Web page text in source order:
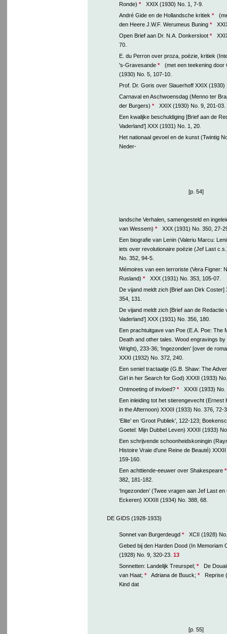
Ronde) *
XXIX (1930) No. 1, 7-9.
André Gide en de Hollandsche kritiek *
den Heere J.W.F. Werumeus Buning *
Open Brief aan Dr. N.A. Donkersloot *
70.
E. du Perron over proza, poëzie, kritiek
's-Gravesande *
(met een teekening door
(1930) No. 5, 107-10.
Prof. Dr. Goris over Slauerhoff XXIX (1930)
Carnaval en Aschwoensdag (Menno ter
der Burgers) *
XXIX (1930) No. 9, 201-03.
Een kwalijke beschuldiging [Brief aan de
Vaderland’] XXX (1931) No. 1, 20.
Het nationaal gevoel en de kunst (Twintig
Neder-
[p. 54]
landsche Verhalen, samengesteld en
van Wessem) *
XXX (1931) No. 350, 27-
Een biografie van Lenin (Valeriu Marcu:
iets over revolutionaire poëzie (Jef Last
No. 352, 94-5.
Mémoires van een terroriste (Vera Figner:
Rusland) *
XXX (1931) No. 353, 105-07.
De vijand meldt zich [Brief aan Dirk Coster]
354, 131.
De vijand meldt zich [Brief aan de Redactie
Vaderland’] XXX (1931) No. 356, 180.
Een prachtuitgave van Poe (E.A. Poe: The
Death and other tales. Wood engravings
Wright), 233-36; ‘Ingezonden’ [over de
XXXI (1932) No. 372, 240.
Een seniel tractaatje (G.B. Shaw: The
Girl in her Search for God) XXXII (1933)
Ontmoeting of invloed? *
XXXII (1933) No.
Een inleiding tot het stierengevecht (Ernest
in the Afternoon) XXXII (1933) No. 376, 72-
‘Elite’ en ‘Groot Publiek’, 122-123;
Goetel: Mijn Dubbel Leven) XXXII (1933)
Een schrijvende schoonheidskoningin
Histoire Vraie d'une Reine de Beauté)
159-160.
Een achttiende-eeuwer over Shakespeare *
382, 181-182.
‘Ingezonden’ (Twee vragen aan Jef Last
Eckeren) XXXIII (1934) No. 388, 68.
DE GIDS (1928-1933)
Sonnet van Burgerdeugd *
XCII (1928)
Gebed bij den Harden Dood (In Memoriam
(1928) No. 9, 320-23. 13
Sonnetten: Landelijk Treurspel; *
De
van Haat; * Adriana de Buuck; *
Reprise
Kind dat
[p. 55]